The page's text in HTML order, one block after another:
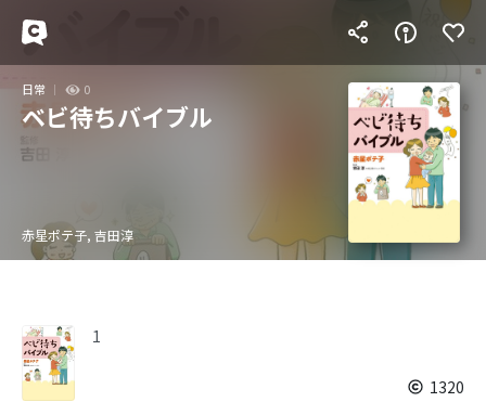
日常 0
ベビ待ちバイブル
赤星ポテ子, 吉田淳
1
1320